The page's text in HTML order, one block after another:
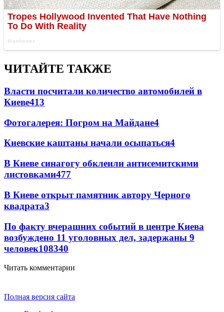
ЧИТАЙТЕ ТАКЖЕ
Власти посчитали количество автомобилей в
Киеве413
Фотогалерея: Погром на Майдане4
Киевские каштаны начали осыпаться4
В Киеве синагогу обклеили антисемитскими
листовками477
В Киеве открыт памятник автору Черного
квадрата3
По факту вчерашних событий в центре Киева
возбуждено 11 уголовных дел, задержаны 9
человек108340
Читать комментарии
Полная версия сайта